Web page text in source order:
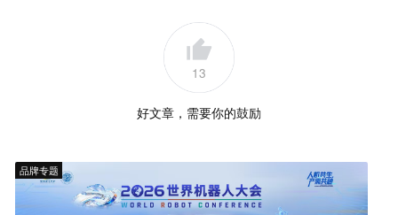
13
好文章，需要你的鼓励
品牌专题